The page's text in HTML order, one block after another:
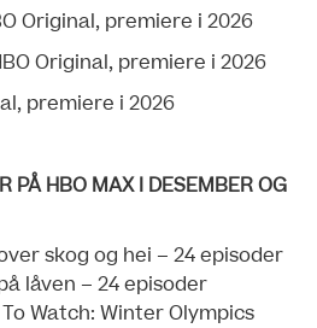
Original, premiere i 2026
Original, premiere i 2026
premiere i 2026
PÅ HBO MAX I DESEMBER OG
skog og hei – 24 episoder
låven – 24 episoder
Watch: Winter Olympics